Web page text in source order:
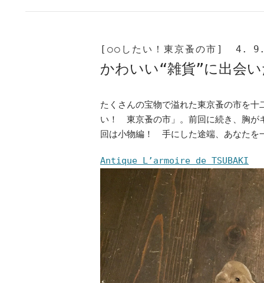
[○○したい！東京蚤の市] 4.
かわいい“雑貨”に出会
たくさんの宝物で溢れた東京蚤の市を
い！ 東京蚤の市」。前回に続き、胸が
回は小物編！ 手にした途端、あなたを
Antique L’armoire de TSUBAKI